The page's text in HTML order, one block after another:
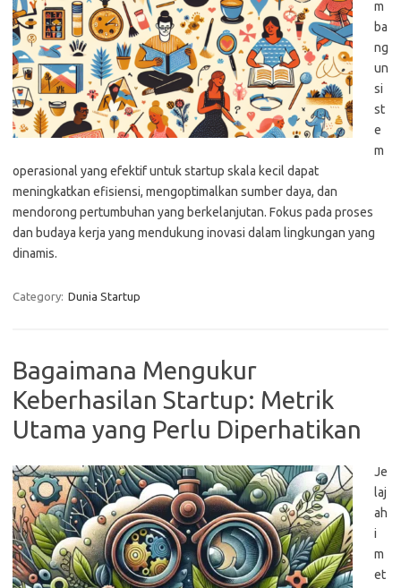
m
ba
ng
un
si
st
e
m
operasional yang efektif untuk startup skala kecil dapat
meningkatkan efisiensi, mengoptimalkan sumber daya, dan
mendorong pertumbuhan yang berkelanjutan. Fokus pada proses
dan budaya kerja yang mendukung inovasi dalam lingkungan yang
dinamis.
Category: Dunia Startup
Bagaimana Mengukur
Keberhasilan Startup: Metrik
Utama yang Perlu Diperhatikan
Je
laj
ah
i
m
et